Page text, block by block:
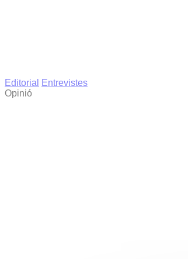
Editorial
Entrevistes
Opinió